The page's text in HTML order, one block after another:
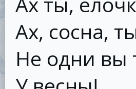
Ах, сосна,
Не одни вы